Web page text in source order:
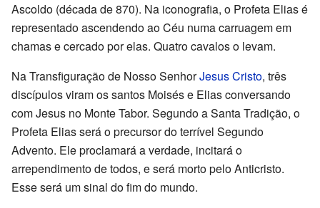
Ascoldo (década de 870). Na iconografia, o Profeta Elias é
representado ascendendo ao Céu numa carruagem em
chamas e cercado por elas. Quatro cavalos o levam.
Na Transfiguração de Nosso SenhorJesus Cristo, três
discípulos viram os santos Moisés e Elias conversando
com Jesus no Monte Tabor. Segundo a Santa Tradição, o
Profeta Elias será o precursor do terrível Segundo
Advento. Ele proclamará a verdade, incitará o
arrependimento de todos, e será morto pelo Anticristo.
Esse será um sinal do fim do mundo.